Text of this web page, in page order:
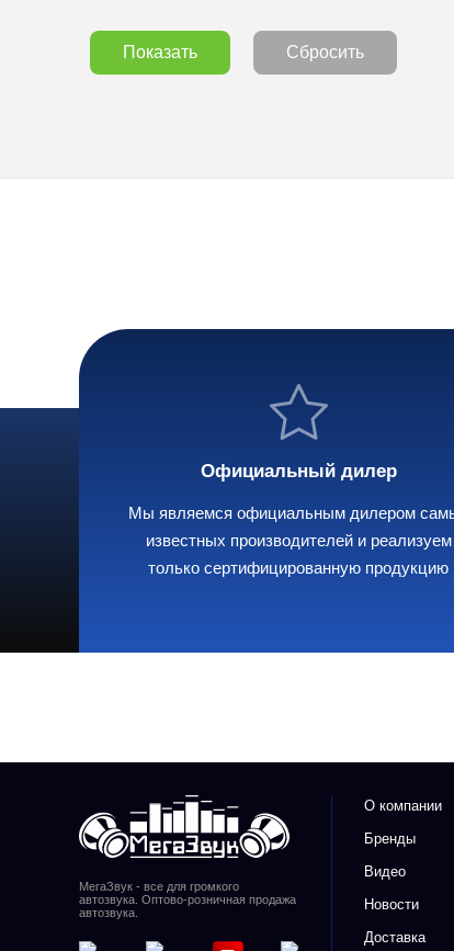
Показать Сбросить
Официальный дилер
Мы являемся официальным дилером
известных производителей и реализуем
только сертифицированную продукцию
МегаЗвук - все для громкого
автозвука. Оптово-розничная продажа
автозвука.
О компании
Бренды
Видео
Новости
Доставка